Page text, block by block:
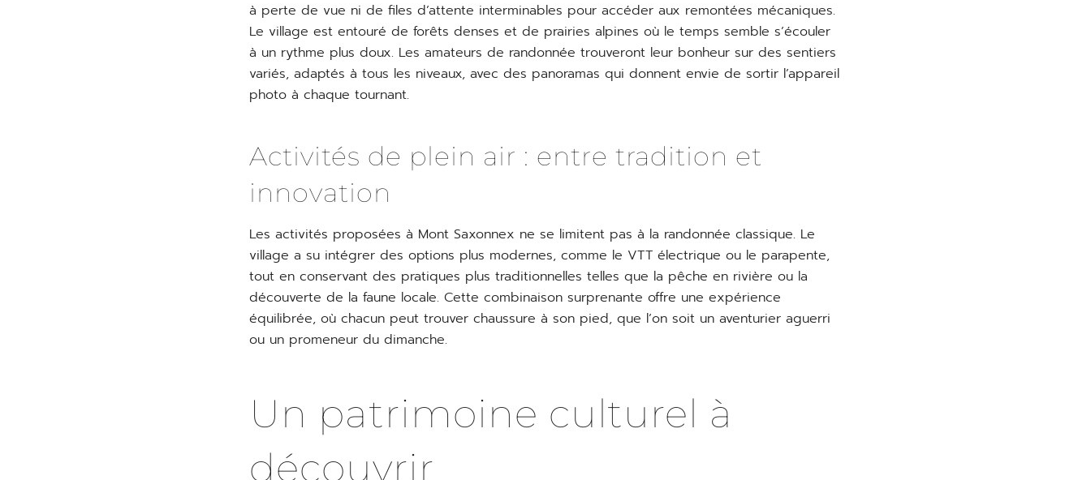
à perte de vue ni de files d’attente interminables pour accéder aux remontées mécaniques.
Le village est entouré de forêts denses et de prairies alpines où le temps semble s’écouler
à un rythme plus doux. Les amateurs de randonnée trouveront leur bonheur sur des sentiers
variés, adaptés à tous les niveaux, avec des panoramas qui donnent envie de sortir l’appareil
photo à chaque tournant.
Activités de plein air : entre tradition et
innovation
Les activités proposées à Mont Saxonnex ne se limitent pas à la randonnée classique. Le
village a su intégrer des options plus modernes, comme le VTT électrique ou le parapente,
tout en conservant des pratiques plus traditionnelles telles que la pêche en rivière ou la
découverte de la faune locale. Cette combinaison surprenante offre une expérience
équilibrée, où chacun peut trouver chaussure à son pied, que l’on soit un aventurier aguerri
ou un promeneur du dimanche.
Un patrimoine culturel à
découvrir